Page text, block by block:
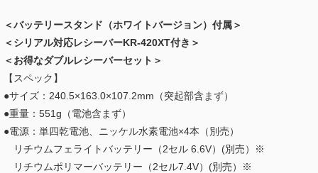
＜バッテリースタンド（ホワイトバージョン）付属＞
＜シリアル対応レシーバーKR-420XT付き＞
＜お得なダブルレシーバーセット＞
【スペック】
●サイズ：240.5×163.0×107.2mm（突起部含まず）
●重量：551g（電池含まず）
●電源：単四乾電池、ニッケル水素電池×4本（別売）
リチウムフェライトバッテリー（2セル 6.6V）(別売）※
リチウムポリマーバッテリー（2セル7.4V）(別売）※